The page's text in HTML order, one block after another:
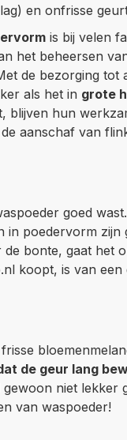
en onfrisse
is bij velen
het beheersen
de bezorging
als het in grote
blijven hun
aanschaf van
goed
in poedervorm
bonte, gaat het
koopt, is van
de geur lang
niet lekker
van waspoeder!